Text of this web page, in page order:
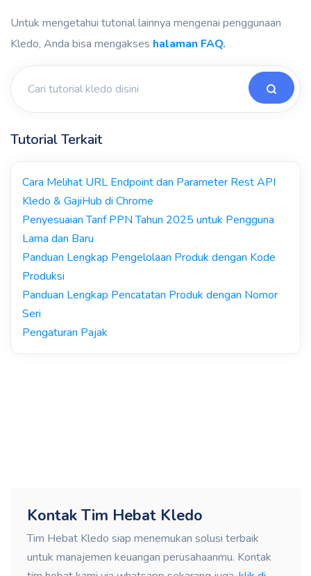
Untuk mengetahui tutorial lainnya mengenai penggunaan
Kledo, Anda bisa mengakses halaman FAQ.
Tutorial Terkait
Cara Melihat URL Endpoint dan Parameter Rest API
Kledo & GajiHub di Chrome
Penyesuaian Tarif PPN Tahun 2025 untuk Pengguna
Lama dan Baru
Panduan Lengkap Pengelolaan Produk dengan Kode
Produksi
Panduan Lengkap Pencatatan Produk dengan Nomor
Seri
Pengaturan Pajak
Kontak Tim Hebat Kledo
Tim Hebat Kledo siap menemukan solusi terbaik
untuk manajemen keuangan perusahaanmu. Kontak